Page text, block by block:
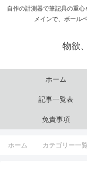
自作の計測器で筆記具の重
メインで、ボール
物欲
ホーム
記事一覧表
免責事項
ホーム カテゴリー一覧